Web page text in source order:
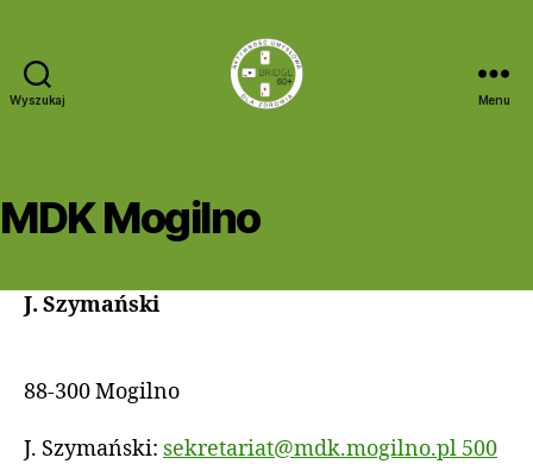
Wyszukaj Menu
MDK Mogilno
J. Szymański
88-300 Mogilno
J. Szymański: sekretariat@mdk.mogilno.pl 500